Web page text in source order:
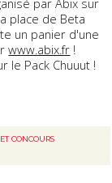
place de Beta
un panier d'une
www.abix.fr !
le Pack Chuuut !
CONCOURS